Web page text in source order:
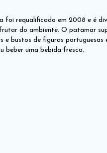
requalificado em 2008 e é
do ambiente. O patamar
e bustos de figuras
beber uma bebida fresca.